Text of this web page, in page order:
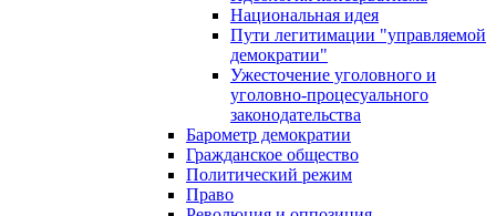
Национальная идея
Пути легитимации "управляемой
демократии"
Ужесточение уголовного и
уголовно-процесуального
законодательства
Барометр демократии
Гражданское общество
Политический режим
Право